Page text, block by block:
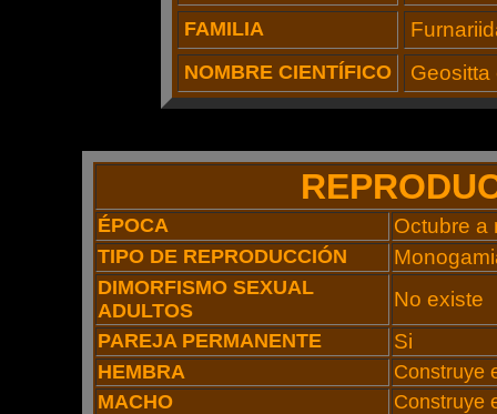
FAMILIA
NOMBRE CIENTÍFICO Geositta
ÉPOCA Octubre a
TIPO DE REPRODUCCIÓN
DIMORFISMO SEXUAL
ADULTOS
No existe
PAREJA PERMANENTE Si
HEMBRA
Construye
MACHO
Construye